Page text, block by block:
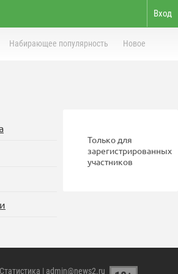
Вход
Набирающее популярность Новое
Только для
зарегистрированных
участников
Статистика | admin@news2.ru